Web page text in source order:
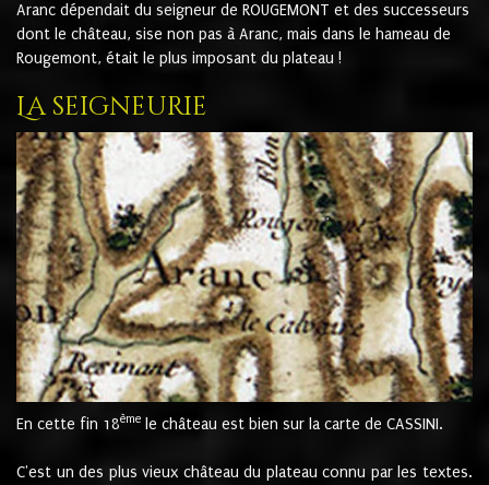
Aranc dépendait du seigneur de ROUGEMONT et des successeurs
dont le château, sise non pas à Aranc, mais dans le hameau de
Rougemont, était le plus imposant du plateau !
La seigneurie
En cette fin 18ème le château est bien sur la carte de CASSINI.
C'est un des plus vieux château du plateau connu par les textes.